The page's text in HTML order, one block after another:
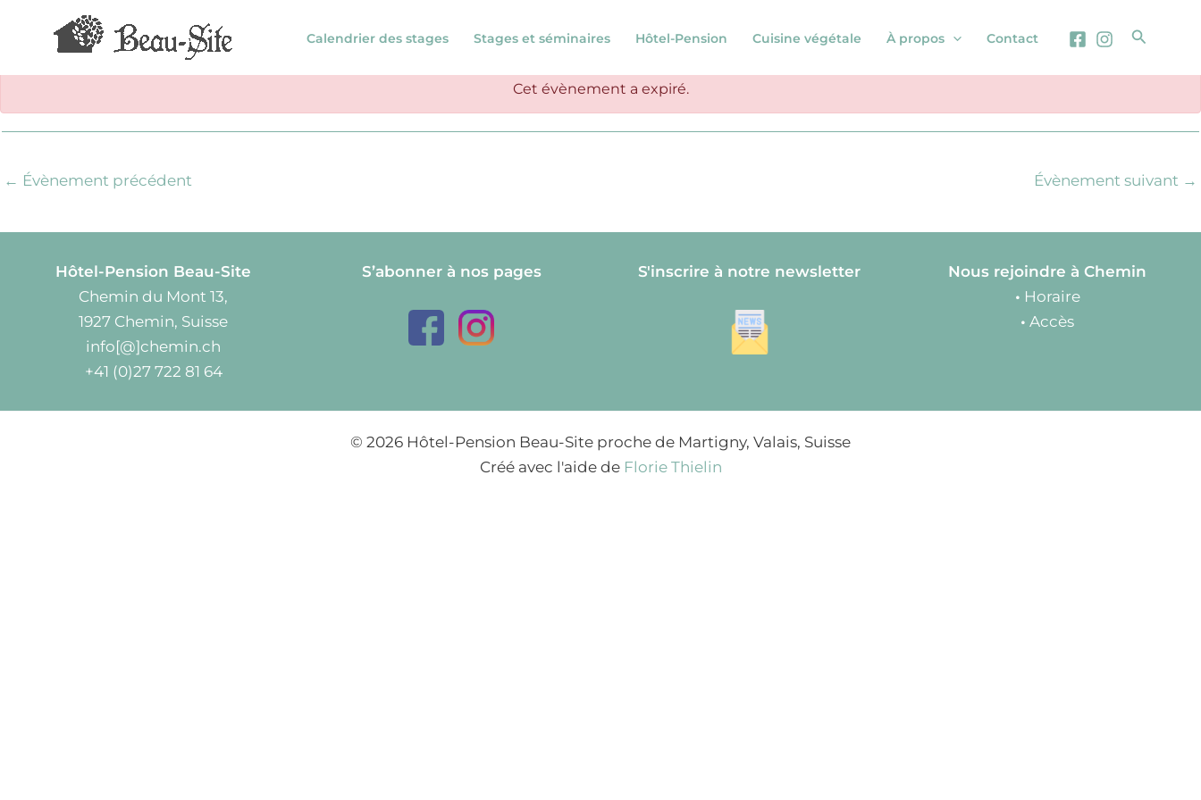
Calendrier des stages Stages et séminaires Hôtel-Pension Cuisine végétale À propos Contact
Cet évènement a expiré.
← Évènement précédent Évènement suivant →
Hôtel-Pension Beau-Site
Chemin du Mont 13,
1927 Chemin, Suisse
info[@]chemin.ch
+41 (0)27 722 81 64
S’abonner à nos pages S'inscrire à notre newsletter
Nous rejoindre à Chemin
• Horaire
• Accès
© 2026 Hôtel-Pension Beau-Site proche de Martigny, Valais, Suisse
Créé avec l'aide de Florie Thielin